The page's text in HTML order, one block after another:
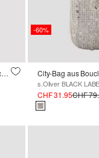
Crossbody-Bag in Leder-Optik mit abnehmbarem Schultergurt
-60%
City-Bag aus
s.Oliver BLACK
CHF 31.95CHF